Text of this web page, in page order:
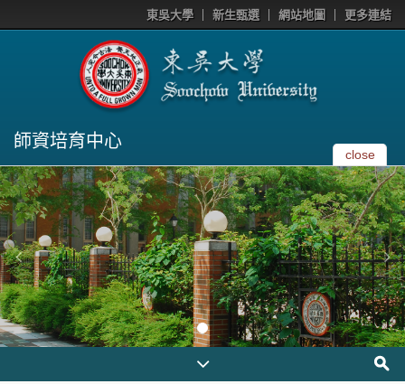
東吳大學 新生甄選 網站地圖 更多連結
師資培育中心
close